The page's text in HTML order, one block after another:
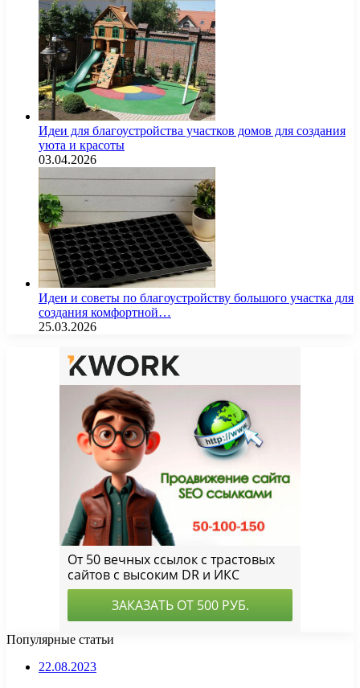
Идеи для благоустройства участков домов для создания
уюта и красоты
03.04.2026
Идеи и советы по благоустройству большого участка для
создания комфортной…
25.03.2026
Популярные статьи
22.08.2023